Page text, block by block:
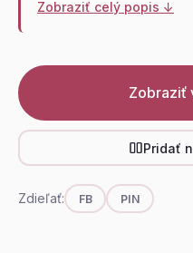
Zobraziť celý popis ↓
Zobraziť
Pridať
Zdieľať: FB PIN